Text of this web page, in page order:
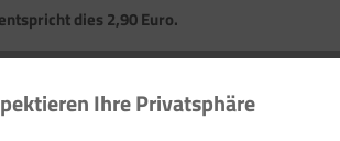
dies 2,90 Euro.
Aktiv
Ihre Privatsphäre